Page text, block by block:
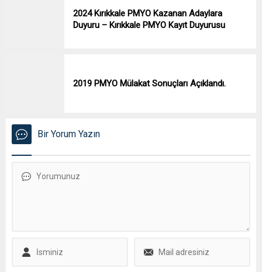
2024 Kırıkkale PMYO Kazanan Adaylara
Duyuru – Kırıkkale PMYO Kayıt Duyurusu
2019 PMYO Mülakat Sonuçları Açıklandı.
Bir Yorum Yazın